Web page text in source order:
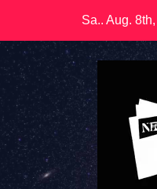
springen
Sa.. Aug.